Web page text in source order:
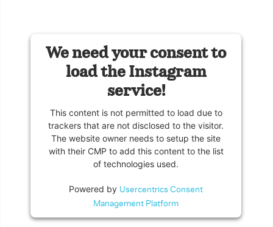
We need your consent to
load the Instagram
service!
This content is not permitted to load due to
trackers that are not disclosed to the visitor.
The website owner needs to setup the site
with their CMP to add this content to the list
of technologies used.
Powered by Usercentrics Consent
Management Platform